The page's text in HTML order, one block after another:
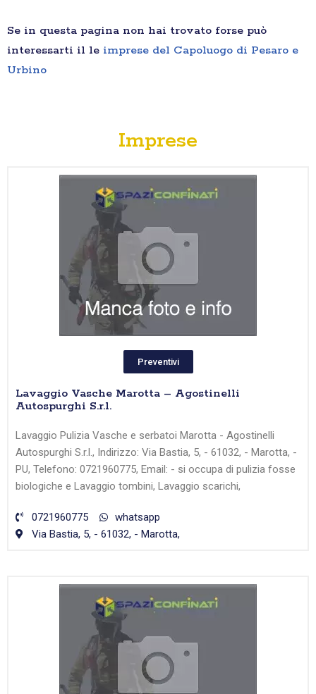
Se in questa pagina non hai trovato forse può
interessarti il le imprese del Capoluogo di Pesaro e
Urbino
Imprese
Preventivi
Lavaggio Vasche Marotta – Agostinelli
Autospurghi S.r.l.
Lavaggio Pulizia Vasche e serbatoi Marotta - Agostinelli
Autospurghi S.r.l., Indirizzo: Via Bastia, 5, - 61032, - Marotta, -
PU, Telefono: 0721960775, Email: - si occupa di pulizia fosse
biologiche e Lavaggio tombini, Lavaggio scarichi,
0721960775
whatsapp
Via Bastia, 5, - 61032, - Marotta,